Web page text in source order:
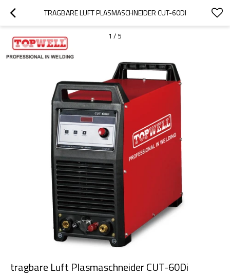
TRAGBARE LUFT PLASMASCHNEIDER CUT-60DI
1 / 5
tragbare Luft Plasmaschneider CUT-60Di